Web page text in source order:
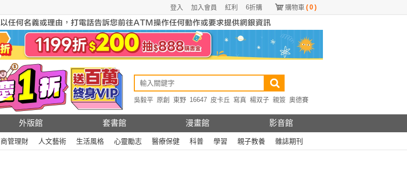
購物車 ( 0 )
6折購
紅利
加入會員
登入
吳毅平 原創 東野 16647 皮卡丘 寫真 楊双子 親簽 奧德賽
外版館 套書館 漫畫館 影音館
商管理財 人文藝術 生活風格 心靈勵志 醫療保健 科普 學習 親子教養 雜誌期刊